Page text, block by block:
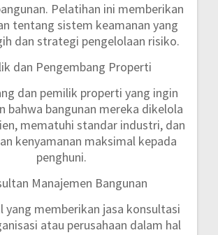
Pelatihan ini memberikan
tentang sistem keamanan yang
dan strategi pengelolaan risiko.
dan Pengembang Properti
dan pemilik properti yang ingin
bahwa bangunan mereka dikelola
mematuhi standar industri, dan
kenyamanan maksimal kepada
penghuni.
Manajemen Bangunan
yang memberikan jasa konsultasi
atau perusahaan dalam hal